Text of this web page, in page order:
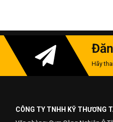
Hãy
CÔNG TY TNHH KỸ THƯƠNG